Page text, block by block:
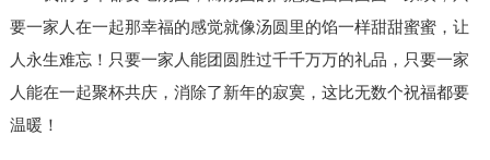
要一家人在一起那幸福的感觉就像汤圆里的馅一样甜甜蜜蜜，让
人永生难忘！只要一家人能团圆胜过千千万万的礼品，只要一家
人能在一起聚杯共庆，消除了新年的寂寞，这比无数个祝福都要
温暖！